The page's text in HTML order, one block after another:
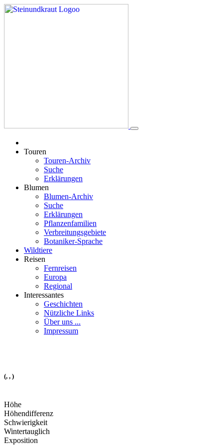
Touren
Touren-Archiv
Suche
Erklärungen
Blumen
Blumen-Archiv
Suche
Erklärungen
Pflanzenfamilien
Verbreitungsgebiete
Botaniker-Sprache
Wildtiere
Reisen
Fernreisen
Europa
Regional
Interessantes
Geschichten
Nützliche Links
Über uns ...
Impressum
(, , )
Höhe
Höhendifferenz
Schwierigkeit
Wintertauglich
Exposition